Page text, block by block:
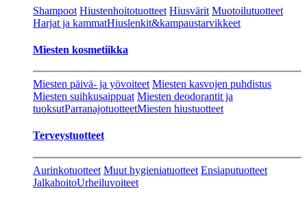
Shampoot Hiustenhoitotuotteet Hiusvärit Muotoilutuotteet
Harjat ja kammatHiuslenkit&kampaustarvikkeet
Miesten kosmetiikka
Miesten päivä- ja yövoiteet Miesten kasvojen puhdistus
Miesten suihkusaippuat Miesten deodorantit ja
tuoksutParranajotuotteetMiesten hiustuotteet
Terveystuotteet
Aurinkotuotteet Muut hygieniatuotteet Ensiaputuotteet
JalkahoitoUrheiluvoiteet